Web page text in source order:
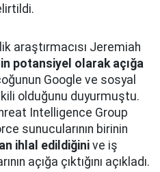
araştırmacısı Jeremiah
potansiyel olarak açığa
Google ve sosyal
olduğunu duyurmuştu.
Intelligence Group
sunucularının birinin
ihlal edildiğini ve iş
açığa çıktığını açıkladı.